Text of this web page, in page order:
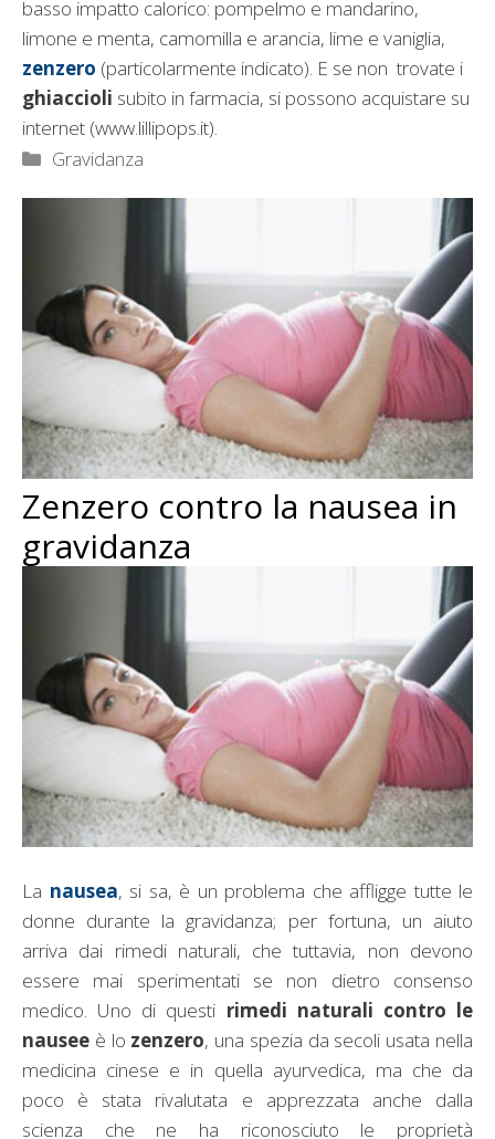
basso impatto calorico: pompelmo e mandarino,
limone e menta, camomilla e arancia, lime e vaniglia,
zenzero (particolarmente indicato). E se non trovate i
ghiaccioli subito in farmacia, si possono acquistare su
internet (www.lillipops.it).
Categorie
Gravidanza
Zenzero contro la nausea in
gravidanza
La nausea, si sa, è un problema che affligge tutte le
donne durante la gravidanza; per fortuna, un aiuto
arriva dai rimedi naturali, che tuttavia, non devono
essere mai sperimentati se non dietro consenso
medico. Uno di questi rimedi naturali contro le
nausee è lo zenzero, una spezia da secoli usata nella
medicina cinese e in quella ayurvedica, ma che da
poco è stata rivalutata e apprezzata anche dalla
scienza che ne ha riconosciuto le proprietà